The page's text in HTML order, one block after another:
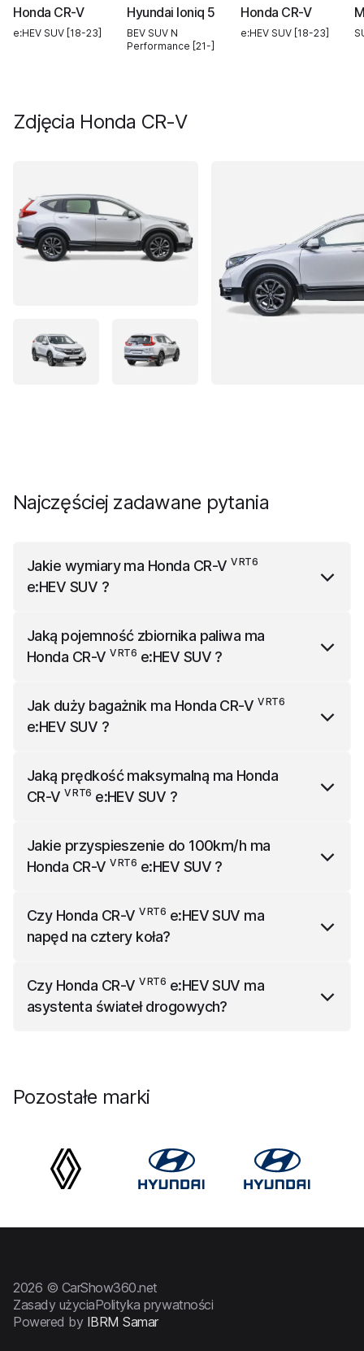
Honda CR-V
e:HEV SUV [18-23]
Hyundai Ioniq 5
BEV SUV N
Performance [21-]
Honda CR-V
e:HEV SUV [18-23]
Zdjęcia Honda CR-V
Najczęściej zadawane pytania
Jakie wymiary ma Honda CR-V V RT6
e:HEV SUV ?
2118 mm szerokości (z lusterkami) i 1689 mm
Jaką pojemność zbiornika paliwa ma
Honda CR-V V RT6 e:HEV SUV ?
l.
Jak duży bagażnik ma Honda CR-V V RT6
e:HEV SUV ?
pojemności 497 l.
Jaką prędkość maksymalną ma Honda
CR-V V RT6 e:HEV SUV ?
maksymalną 180 km/h.
Jakie przyspieszenie do 100km/h ma
Honda CR-V V RT6 e:HEV SUV ?
w 9.2 s.
Czy Honda CR-V V RT6 e:HEV SUV ma
napęd na cztery koła?
koła.
Czy Honda CR-V V RT6 e:HEV SUV ma
asystenta świateł drogowych?
Pozostałe marki
2026 © CarShow360.net
Zasady użyciaPolityka prywatności
Powered by IBRM Samar